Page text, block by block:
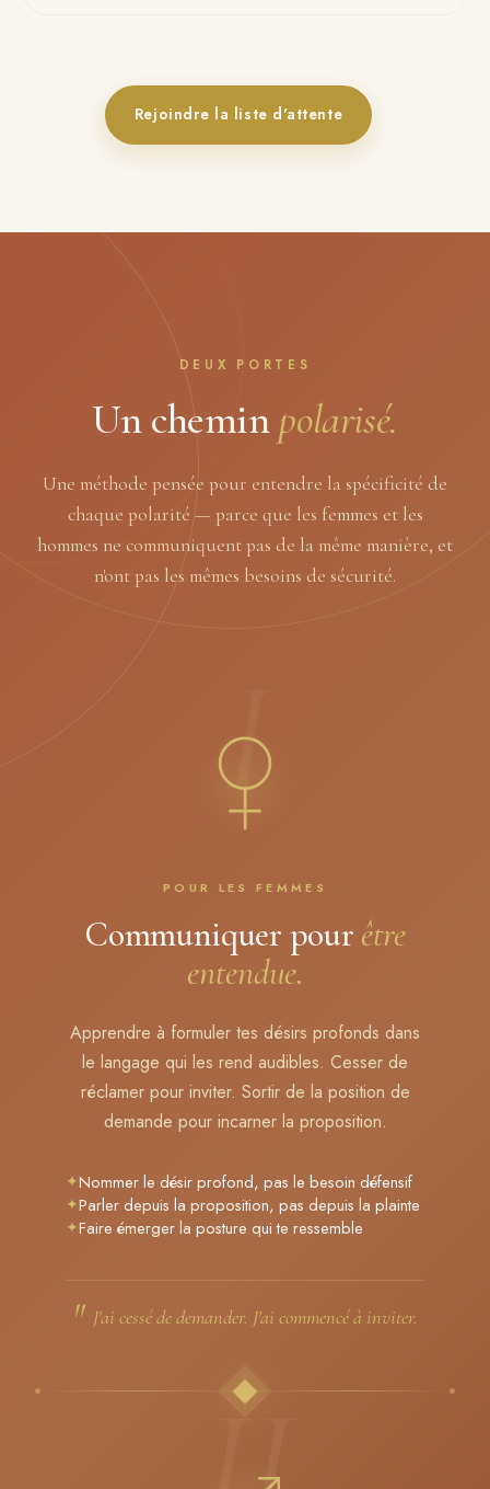
Rejoindre la liste d'attente
DEUX PORTES
Un cheminpolarisé.
Une méthode pensée pour entendre la spécificité de
chaque polarité — parce que les femmes et les
hommes ne communiquent pas de la même manière, et
n'ont pas les mêmes besoins de sécurité.
I
POUR LES FEMMES
Communiquer pour être
entendue.
Apprendre à formuler tes désirs profonds dans
le langage qui les rend audibles. Cesser de
réclamer pour inviter. Sortir de la position de
demande pour incarner la proposition.
✦Nommer le désir profond, pas le besoin défensif
✦Parler depuis la proposition, pas depuis la plainte
✦Faire émerger la posture qui te ressemble
" J'ai cessé de demander. J'ai commencé à inviter.